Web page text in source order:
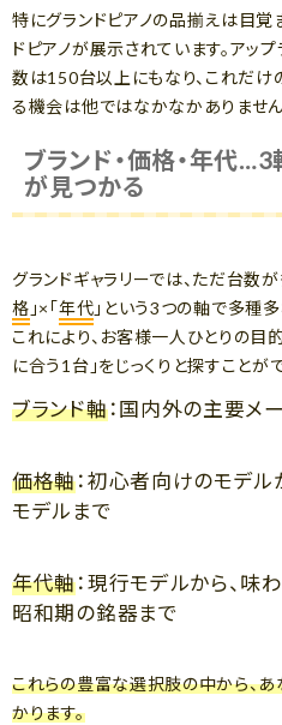
特にグランドピアノの品揃えは目覚
ドピアノが展示されています。アッ
数は150台以上にもなり、これだ
る機会は他ではなかなかありません
ブランド・価格・年代…3
が見つかる
グランドギャラリーでは、ただ台数が
格 」×「年代 」という3つの軸で多種
これにより、お客様一人ひとりの目
に合う1台」をじっくりと探すことが
ブランド軸：国内外の主要メ
価格軸：初心者向けのモデ
モデルまで
年代軸：現行モデルから、味
昭和期の銘器まで
これらの豊富な選択肢の中から、
かります。